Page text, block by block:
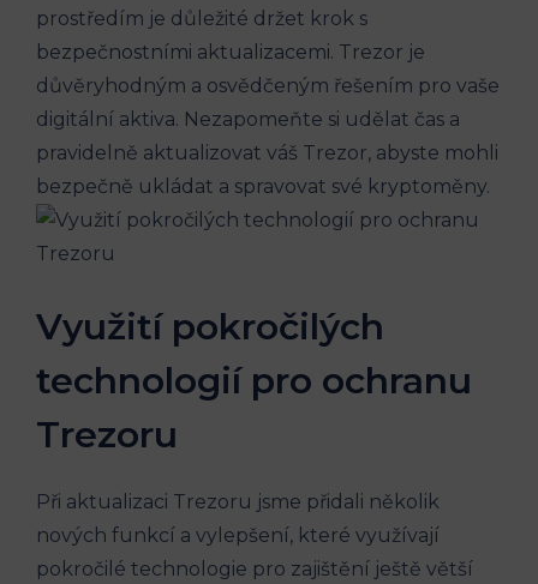
prostředím je důležité držet krok s
bezpečnostními aktualizacemi. Trezor je
důvěryhodným a osvědčeným řešením pro vaše
digitální aktiva. Nezapomeňte si udělat čas a
pravidelně aktualizovat váš Trezor, abyste mohli
bezpečně ukládat a spravovat své kryptoměny.
Využití pokročilých
technologií pro ochranu
Trezoru
Při aktualizaci Trezoru jsme přidali několik
nových funkcí a vylepšení, které využívají
pokročilé technologie pro zajištění ještě větší